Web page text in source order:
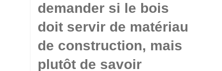
demander si le bois
doit servir de matériau
de construction, mais
plutôt de savoir